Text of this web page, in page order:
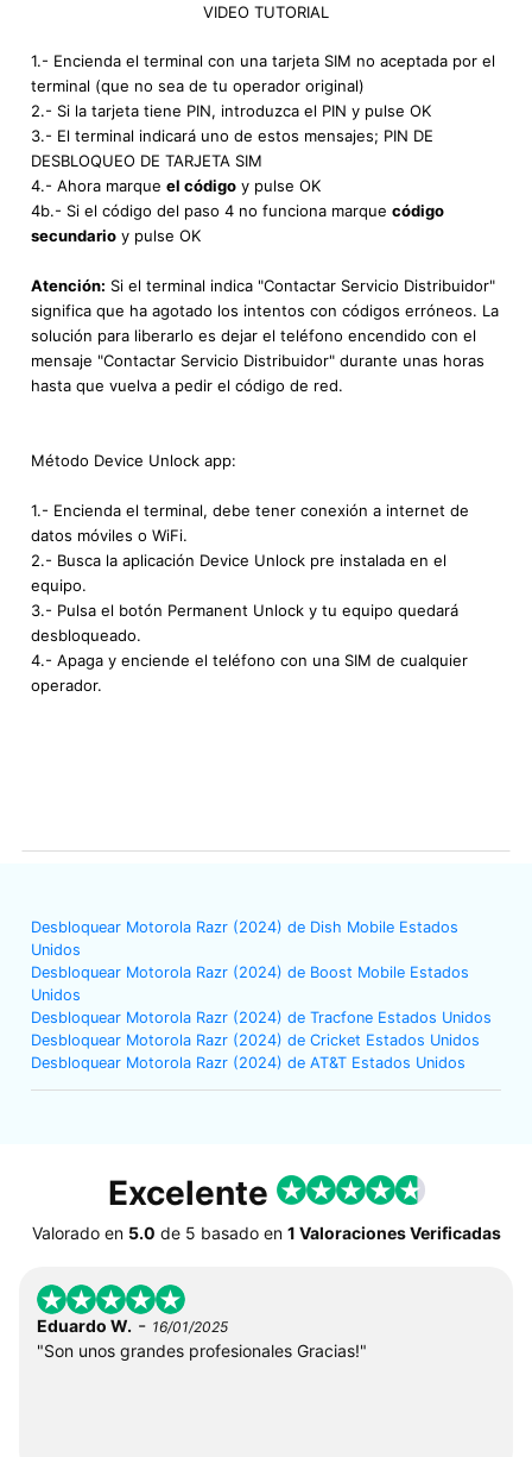
VIDEO TUTORIAL
1.- Encienda el terminal con una tarjeta SIM no aceptada por el
terminal (que no sea de tu operador original)
2.- Si la tarjeta tiene PIN, introduzca el PIN y pulse OK
3.- El terminal indicará uno de estos mensajes; PIN DE
DESBLOQUEO DE TARJETA SIM
4.- Ahora marque el código y pulse OK
4b.- Si el código del paso 4 no funciona marque código
secundario y pulse OK
Atención: Si el terminal indica "Contactar Servicio Distribuidor"
significa que ha agotado los intentos con códigos erróneos. La
solución para liberarlo es dejar el teléfono encendido con el
mensaje "Contactar Servicio Distribuidor" durante unas horas
hasta que vuelva a pedir el código de red.
Método Device Unlock app:
1.- Encienda el terminal, debe tener conexión a internet de
datos móviles o WiFi.
2.- Busca la aplicación Device Unlock pre instalada en el
equipo.
3.- Pulsa el botón Permanent Unlock y tu equipo quedará
desbloqueado.
4.- Apaga y enciende el teléfono con una SIM de cualquier
operador.
Desbloquear Motorola Razr (2024) de Dish Mobile Estados
Unidos
Desbloquear Motorola Razr (2024) de Boost Mobile Estados
Unidos
Desbloquear Motorola Razr (2024) de Tracfone Estados Unidos
Desbloquear Motorola Razr (2024) de Cricket Estados Unidos
Desbloquear Motorola Razr (2024) de AT&T Estados Unidos
Excelente
Valorado en 5.0 de 5 basado en 1 Valoraciones Verificadas
Eduardo W. - 16/01/2025
"Son unos grandes profesionales Gracias!"